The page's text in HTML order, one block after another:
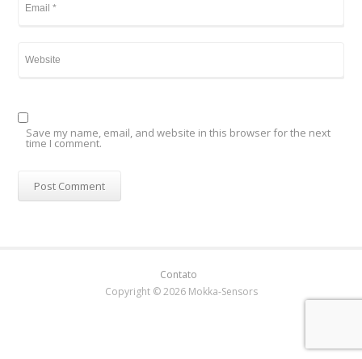
Save my name, email, and website in this browser for the next
time I comment.
Contato
Copyright © 2026 Mokka-Sensors